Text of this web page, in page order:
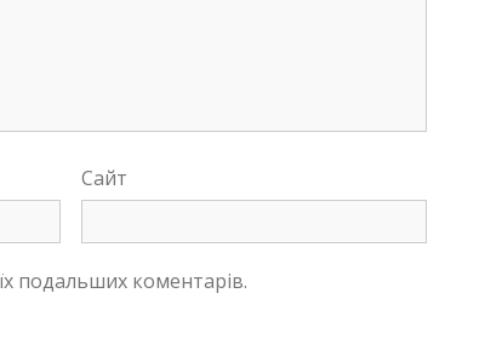
Сайт
подальших коментарів.